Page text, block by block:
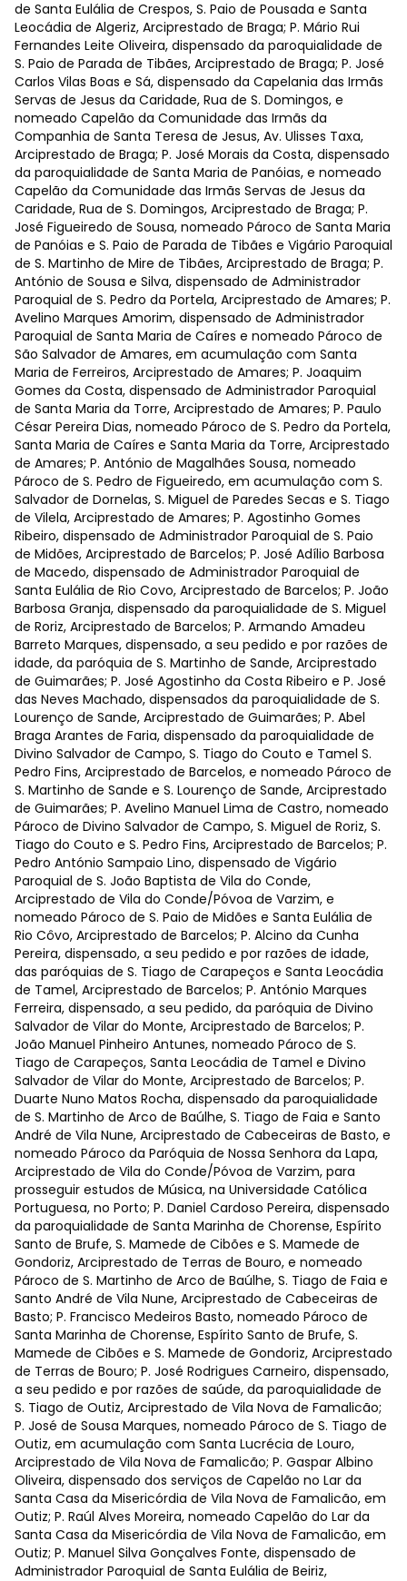
de Santa Eulália de Crespos, S. Paio de Pousada e Santa
Leocádia de Algeriz, Arciprestado de Braga; P. Mário Rui
Fernandes Leite Oliveira, dispensado da paroquialidade de
S. Paio de Parada de Tibães, Arciprestado de Braga; P. José
Carlos Vilas Boas e Sá, dispensado da Capelania das Irmãs
Servas de Jesus da Caridade, Rua de S. Domingos, e
nomeado Capelão da Comunidade das Irmãs da
Companhia de Santa Teresa de Jesus, Av. Ulisses Taxa,
Arciprestado de Braga; P. José Morais da Costa, dispensado
da paroquialidade de Santa Maria de Panóias, e nomeado
Capelão da Comunidade das Irmãs Servas de Jesus da
Caridade, Rua de S. Domingos, Arciprestado de Braga; P.
José Figueiredo de Sousa, nomeado Pároco de Santa Maria
de Panóias e S. Paio de Parada de Tibães e Vigário Paroquial
de S. Martinho de Mire de Tibães, Arciprestado de Braga; P.
António de Sousa e Silva, dispensado de Administrador
Paroquial de S. Pedro da Portela, Arciprestado de Amares; P.
Avelino Marques Amorim, dispensado de Administrador
Paroquial de Santa Maria de Caíres e nomeado Pároco de
São Salvador de Amares, em acumulação com Santa
Maria de Ferreiros, Arciprestado de Amares; P. Joaquim
Gomes da Costa, dispensado de Administrador Paroquial
de Santa Maria da Torre, Arciprestado de Amares; P. Paulo
César Pereira Dias, nomeado Pároco de S. Pedro da Portela,
Santa Maria de Caíres e Santa Maria da Torre, Arciprestado
de Amares; P. António de Magalhães Sousa, nomeado
Pároco de S. Pedro de Figueiredo, em acumulação com S.
Salvador de Dornelas, S. Miguel de Paredes Secas e S. Tiago
de Vilela, Arciprestado de Amares; P. Agostinho Gomes
Ribeiro, dispensado de Administrador Paroquial de S. Paio
de Midões, Arciprestado de Barcelos; P. José Adílio Barbosa
de Macedo, dispensado de Administrador Paroquial de
Santa Eulália de Rio Covo, Arciprestado de Barcelos; P. João
Barbosa Granja, dispensado da paroquialidade de S. Miguel
de Roriz, Arciprestado de Barcelos; P. Armando Amadeu
Barreto Marques, dispensado, a seu pedido e por razões de
idade, da paróquia de S. Martinho de Sande, Arciprestado
de Guimarães; P. José Agostinho da Costa Ribeiro e P. José
das Neves Machado, dispensados da paroquialidade de S.
Lourenço de Sande, Arciprestado de Guimarães; P. Abel
Braga Arantes de Faria, dispensado da paroquialidade de
Divino Salvador de Campo, S. Tiago do Couto e Tamel S.
Pedro Fins, Arciprestado de Barcelos, e nomeado Pároco de
S. Martinho de Sande e S. Lourenço de Sande, Arciprestado
de Guimarães; P. Avelino Manuel Lima de Castro, nomeado
Pároco de Divino Salvador de Campo, S. Miguel de Roriz, S.
Tiago do Couto e S. Pedro Fins, Arciprestado de Barcelos; P.
Pedro António Sampaio Lino, dispensado de Vigário
Paroquial de S. João Baptista de Vila do Conde,
Arciprestado de Vila do Conde/Póvoa de Varzim, e
nomeado Pároco de S. Paio de Midões e Santa Eulália de
Rio Côvo, Arciprestado de Barcelos; P. Alcino da Cunha
Pereira, dispensado, a seu pedido e por razões de idade,
das paróquias de S. Tiago de Carapeços e Santa Leocádia
de Tamel, Arciprestado de Barcelos; P. António Marques
Ferreira, dispensado, a seu pedido, da paróquia de Divino
Salvador de Vilar do Monte, Arciprestado de Barcelos; P.
João Manuel Pinheiro Antunes, nomeado Pároco de S.
Tiago de Carapeços, Santa Leocádia de Tamel e Divino
Salvador de Vilar do Monte, Arciprestado de Barcelos; P.
Duarte Nuno Matos Rocha, dispensado da paroquialidade
de S. Martinho de Arco de Baúlhe, S. Tiago de Faia e Santo
André de Vila Nune, Arciprestado de Cabeceiras de Basto, e
nomeado Pároco da Paróquia de Nossa Senhora da Lapa,
Arciprestado de Vila do Conde/Póvoa de Varzim, para
prosseguir estudos de Música, na Universidade Católica
Portuguesa, no Porto; P. Daniel Cardoso Pereira, dispensado
da paroquialidade de Santa Marinha de Chorense, Espírito
Santo de Brufe, S. Mamede de Cibões e S. Mamede de
Gondoriz, Arciprestado de Terras de Bouro, e nomeado
Pároco de S. Martinho de Arco de Baúlhe, S. Tiago de Faia e
Santo André de Vila Nune, Arciprestado de Cabeceiras de
Basto; P. Francisco Medeiros Basto, nomeado Pároco de
Santa Marinha de Chorense, Espírito Santo de Brufe, S.
Mamede de Cibões e S. Mamede de Gondoriz, Arciprestado
de Terras de Bouro; P. José Rodrigues Carneiro, dispensado,
a seu pedido e por razões de saúde, da paroquialidade de
S. Tiago de Outiz, Arciprestado de Vila Nova de Famalicão;
P. José de Sousa Marques, nomeado Pároco de S. Tiago de
Outiz, em acumulação com Santa Lucrécia de Louro,
Arciprestado de Vila Nova de Famalicão; P. Gaspar Albino
Oliveira, dispensado dos serviços de Capelão no Lar da
Santa Casa da Misericórdia de Vila Nova de Famalicão, em
Outiz; P. Raúl Alves Moreira, nomeado Capelão do Lar da
Santa Casa da Misericórdia de Vila Nova de Famalicão, em
Outiz; P. Manuel Silva Gonçalves Fonte, dispensado de
Administrador Paroquial de Santa Eulália de Beiriz,